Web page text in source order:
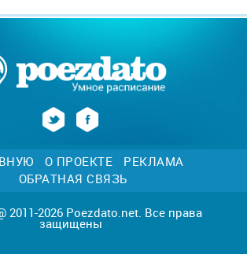
О ПРОЕКТЕ
РЕКЛАМА
ОБРАТНАЯ СВЯЗЬ
2011-2026 Poezdato.net. Все права
защищены